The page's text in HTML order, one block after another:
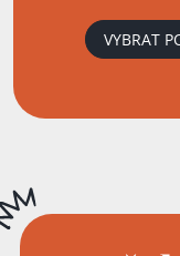
VYBRAT